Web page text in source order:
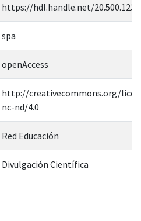
https://hdl.handle.net/
spa
openAccess
http://creativecommons.org/
nc-nd/4.0
Red Educación
Divulgación Científica